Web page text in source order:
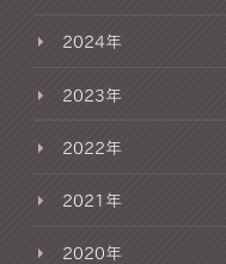
2024年
2023年
2022年
2021年
2020年